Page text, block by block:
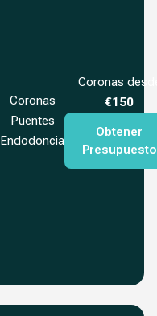
Coronas
Puentes
Endodoncia
Coronas
€150
Obtener
Presupuesto